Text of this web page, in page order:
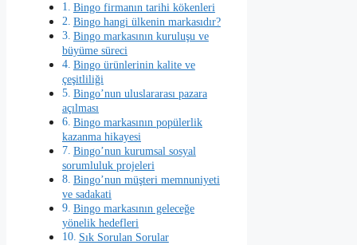
Bingo firmanın tarihi kökenleri
Bingo hangi ülkenin markasıdır?
Bingo markasının kuruluşu ve
büyüme süreci
Bingo ürünlerinin kalite ve
çeşitliliği
Bingo’nun uluslararası pazara
açılması
Bingo markasının popülerlik
kazanma hikayesi
Bingo’nun kurumsal sosyal
sorumluluk projeleri
Bingo’nun müşteri memnuniyeti
ve sadakati
Bingo markasının geleceğe
yönelik hedefleri
Sık Sorulan Sorular